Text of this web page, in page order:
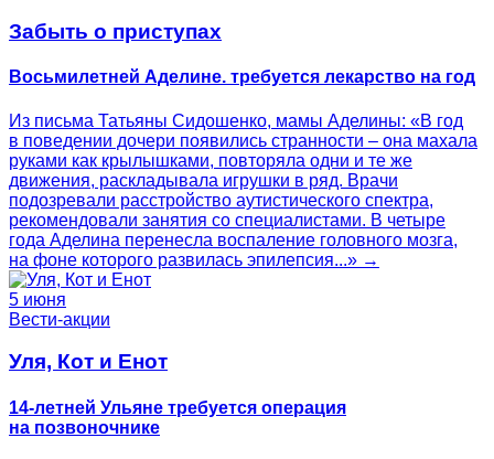
Забыть о приступах
Восьмилетней Аделине. требуется лекарство на год
Из письма Татьяны Сидошенко, мамы Аделины: «В год
в поведении дочери появились странности – она махала
руками как крылышками, повторяла одни и те же
движения, раскладывала игрушки в ряд. Врачи
подозревали расстройство аутистического спектра,
рекомендовали занятия со специалистами. В четыре
года Аделина перенесла воспаление головного мозга,
на фоне которого развилась эпилепсия...» →
5 июня
Вести-акции
Уля, Кот и Енот
14-летней Ульяне требуется операция
на позвоночнике